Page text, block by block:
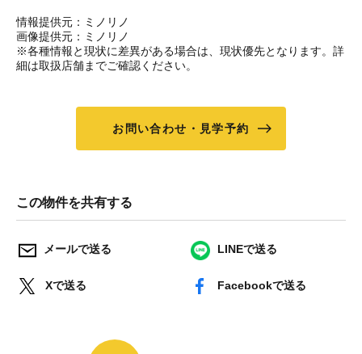
情報提供元：ミノリノ
画像提供元：ミノリノ
※各種情報と現状に差異がある場合は、現状優先となります。詳
細は取扱店舗までご確認ください。
お問い合わせ・見学予約
この物件を共有する
メールで送る LINEで送る
Xで送る Facebookで送る